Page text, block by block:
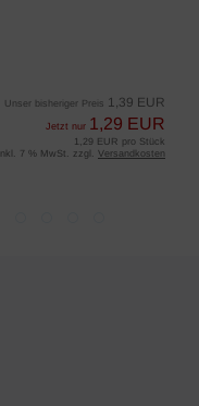
Unser bisheriger Preis 1,39 EUR
Jetzt nur 1,29 EUR
1,29 EUR pro Stück
inkl. 7 % MwSt. zzgl. Versandkosten